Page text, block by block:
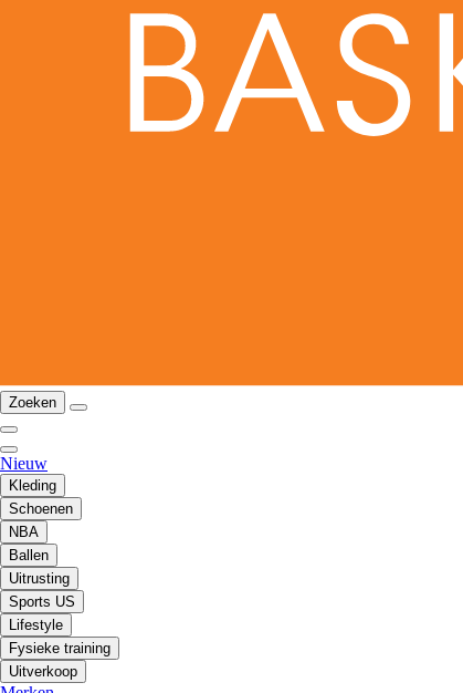
Zoeken
Nieuw
Kleding
Schoenen
NBA
Ballen
Uitrusting
Sports US
Lifestyle
Fysieke training
Uitverkoop